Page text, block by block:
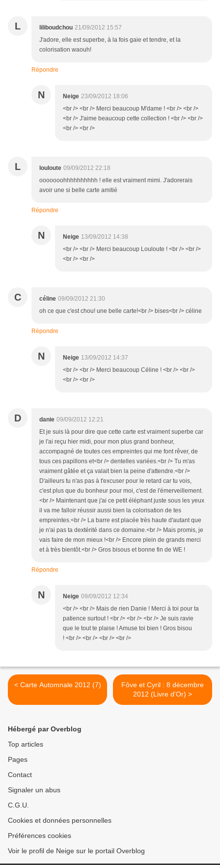
L liliboudchou 21/09/2012 15:57
J'adore, elle est superbe, à la fois gaie et tendre, et la
colorisation waouh!
Répondre
N Neige 23/09/2012 18:06
<br /> <br /> Merci beaucoup M'dame ! <br /> <br />
<br /> J'aime beaucoup cette collection ! <br /> <br />
<br /> <br />
L louloute 09/09/2012 22:18
ooooooohhhhhhhhhh ! elle est vraiment mimi. J'adorerais
avoir une si belle carte amitié
Répondre
N Neige 13/09/2012 14:38
<br /> <br /> Merci beaucoup Louloute ! <br /> <br />
<br /> <br />
C céline 09/09/2012 21:30
oh ce que c'est chou! une belle carte!<br /> bises<br /> céline
Répondre
N Neige 13/09/2012 14:37
<br /> <br /> Merci beaucoup Céline ! <br /> <br />
<br /> <br />
D danie 09/09/2012 12:21
Et je suis là pour dire que cette carte est vraiment superbe car
je l'ai reçu hier midi, pour mon plus grand bonheur,
accompagné de toutes ces empreintes qui me font rêver, de
tous ces papillons et<br /> dentelles variées.<br /> Tu m'as
vraiment gâtée et ça valait bien la peine d'attendre.<br />
D'ailleurs tu n'as pas à t'excuser pour le retard car tu vois,
c'est plus que du bonheur pour moi, c'est de l'émerveillement.
<br /> Maintenant que j'ai ce petit éléphant juste sous les yeux
il va me falloir réussir aussi bien la colorisation de tes
empreintes.<br /> La barre est placée très haute d'autant que
je n'ai pas ta dextérité dans ce domaine.<br /> Mais promis, je
vais faire de mon mieux !<br /> Encore plein de grands merci
et à très bientôt.<br /> Gros bisous et bonne fin de WE !
Répondre
N Neige 09/09/2012 12:34
<br /> <br /> Mais de rien Danie ! Merci à toi pour ta
patience surtout ! <br /> <br /> <br /> Je suis ravie
que le tout te plaise ! Amuse toi bien ! Gros bisou
! <br /> <br /> <br /> <br />
< Carte Automnale 2012 (7)
Fôve et Cyril : 8 décembre
2012 (Livre d'Or) >
Hébergé par Overblog
Top articles
Pages
Contact
Signaler un abus
C.G.U.
Cookies et données personnelles
Préférences cookies
Voir le profil de Neige sur le portail Overblog